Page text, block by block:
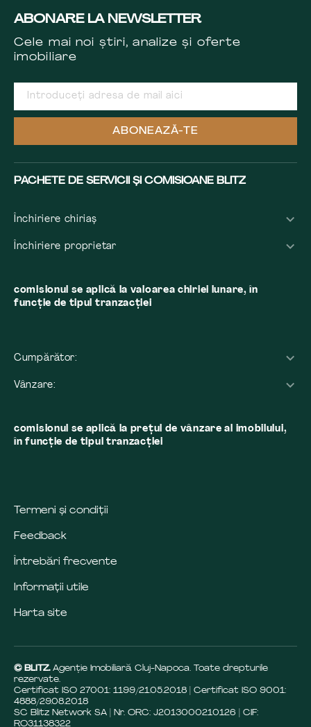
ABONARE LA NEWSLETTER
Cele mai noi știri, analize și oferte
imobiliare
ABONEAZĂ-TE
PACHETE DE SERVICII ȘI COMISIOANE BLITZ
Închiriere chiriaș
Închiriere proprietar
comisionul se aplică la valoarea chiriei lunare, în
funcție de tipul tranzacției
Cumpărător:
Vânzare:
comisionul se aplică la preţul de vânzare al imobilului,
în funcţie de tipul tranzacţiei
Termeni și condiții
Feedback
Întrebări frecvente
Informații utile
Harta site
© BLITZ. Agenție Imobiliară Cluj-Napoca. Toate drepturile
rezervate.
Certificat ISO 27001: 1199/21.05.2018 | Certificat ISO 9001:
4888/29.08.2018
SC Blitz Network SA | Nr. ORC: J2013000210126 | CIF:
RO31138322